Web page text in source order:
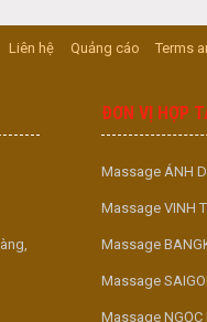
Liên hệ Quảng cáo Terms
ĐƠN VỊ HỢP
Massage ÁNH
Massage VINH
Massage
Massage
Massage NGỌC